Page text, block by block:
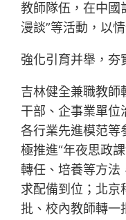
教師隊伍，在中國
漫談”等活動，以
強化引育并舉，夯
吉林健全兼職教師
干部、企事業單位
各行業先進模范等
極推進“年夜思政
轉任、培養等方法
求配備到位；北京
批、校內教師轉一